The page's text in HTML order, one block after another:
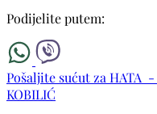
Podijelite putem:
Pošaljite sućut za HATA
KOBILIĆ